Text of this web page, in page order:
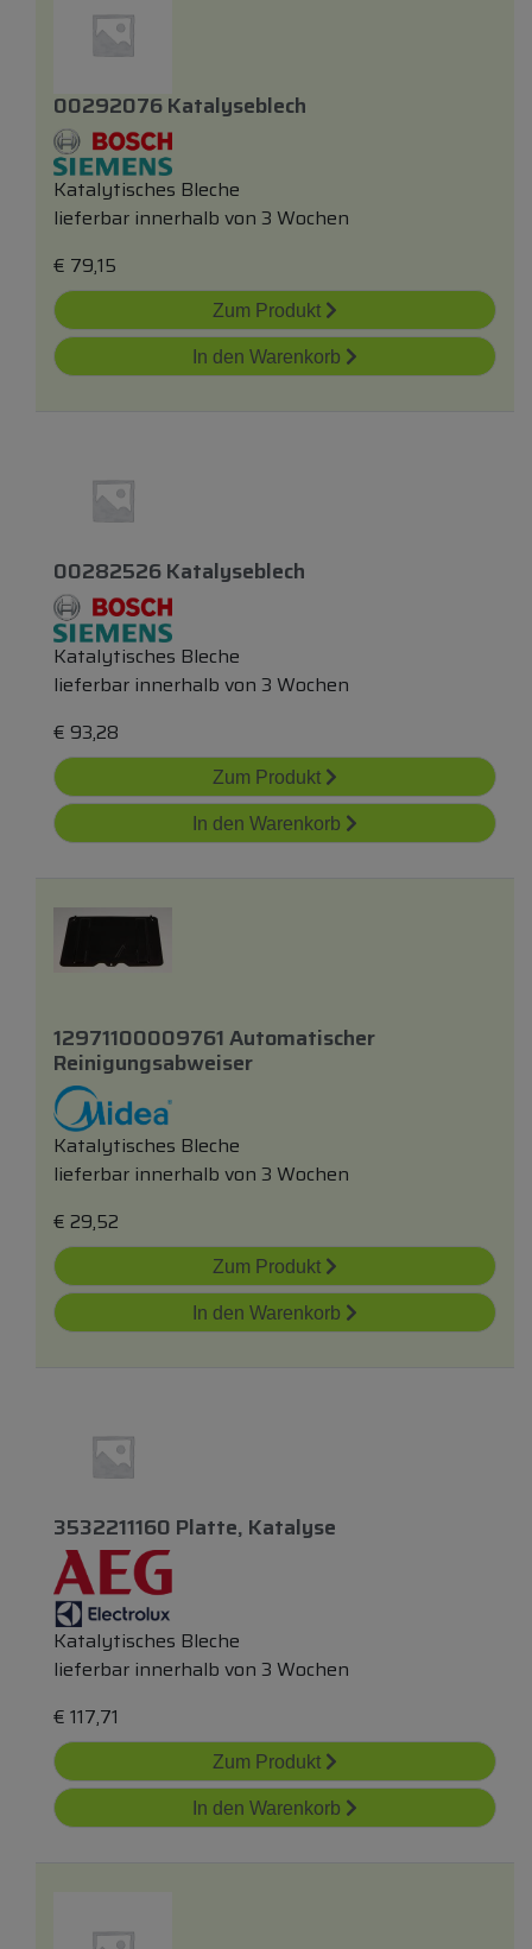
00292076 Katalyseblech
Katalytisches Bleche
lieferbar innerhalb von 3 Wochen
€ 79,15
Zum Produkt
In den Warenkorb
00282526 Katalyseblech
Katalytisches Bleche
lieferbar innerhalb von 3 Wochen
€ 93,28
Zum Produkt
In den Warenkorb
12971100009761 Automatischer
Reinigungsabweiser
Katalytisches Bleche
lieferbar innerhalb von 3 Wochen
€ 29,52
Zum Produkt
In den Warenkorb
3532211160 Platte, Katalyse
Katalytisches Bleche
lieferbar innerhalb von 3 Wochen
€ 117,71
Zum Produkt
In den Warenkorb